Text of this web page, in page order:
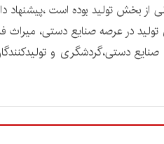
از بخش‌ تولید بوده است ،پیشنهاد
تولید در عرصه صنایع دستی،
صنایع دستی،گردشگری و